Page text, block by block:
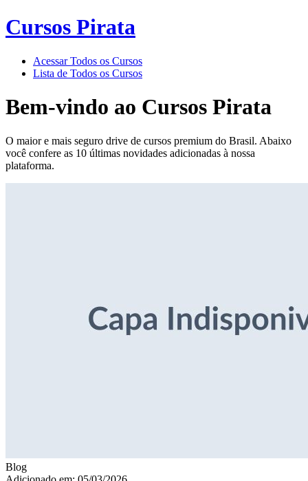
Cursos Pirata
Acessar Todos os Cursos
Lista de Todos os Cursos
Bem-vindo ao Cursos Pirata
O maior e mais seguro drive de cursos premium do Brasil. Abaixo
você confere as 10 últimas novidades adicionadas à nossa
plataforma.
Blog